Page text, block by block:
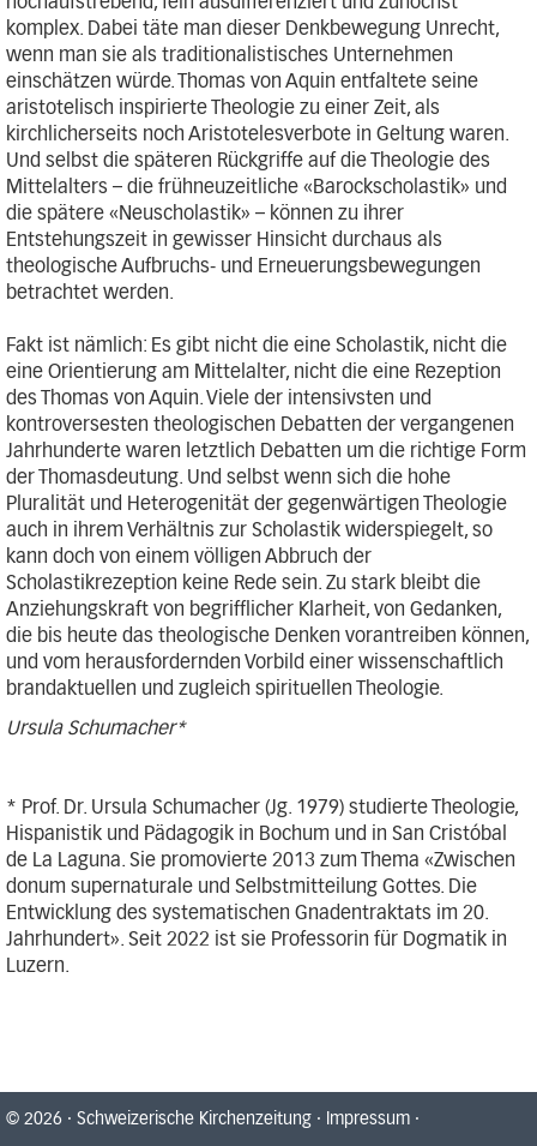
komplex. Dabei täte man dieser Denkbewegung Unrecht,
wenn man sie als traditionalistisches Unternehmen
einschätzen würde. Thomas von Aquin entfaltete seine
aristotelisch inspirierte Theologie zu einer Zeit, als
kirchlicherseits noch Aristotelesverbote in Geltung waren.
Und selbst die späteren Rückgriffe auf die Theologie des
Mittelalters – die frühneuzeitliche «Barockscholastik» und
die spätere «Neuscholastik» – können zu ihrer
Entstehungszeit in gewisser Hinsicht durchaus als
theologische Aufbruchs- und Erneuerungsbewegungen
betrachtet werden.
Fakt ist nämlich: Es gibt nicht die eine Scholastik, nicht die
eine Orientierung am Mittelalter, nicht die eine Rezeption
des Thomas von Aquin. Viele der intensivsten und
kontroversesten theologischen Debatten der vergangenen
Jahrhunderte waren letztlich Debatten um die richtige Form
der Thomasdeutung. Und selbst wenn sich die hohe
Pluralität und Heterogenität der gegenwärtigen Theologie
auch in ihrem Verhältnis zur Scholastik widerspiegelt, so
kann doch von einem völligen Abbruch der
Scholastikrezeption keine Rede sein. Zu stark bleibt die
Anziehungskraft von begrifflicher Klarheit, von Gedanken,
die bis heute das theologische Denken vorantreiben können,
und vom herausfordernden Vorbild einer wissenschaftlich
brandaktuellen und zugleich spirituellen Theologie.
Ursula Schumacher*
* Prof. Dr. Ursula Schumacher (Jg. 1979) studierte Theologie,
Hispanistik und Pädagogik in Bochum und in San Cristóbal
de La Laguna. Sie promovierte 2013 zum Thema «Zwischen
donum supernaturale und Selbstmitteilung Gottes. Die
Entwicklung des systematischen Gnadentraktats im 20.
Jahrhundert». Seit 2022 ist sie Professorin für Dogmatik in
Luzern.
© 2026 · Schweizerische Kirchenzeitung · Impressum ·